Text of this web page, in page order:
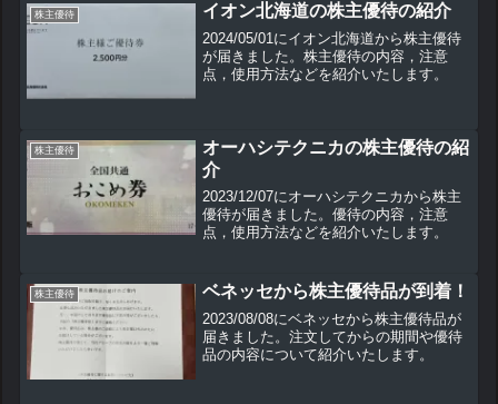
株主優待 イオン北海道の株主優待の紹介
2024/05/01にイオン北海道から株主優待
が届きました。株主優待の内容，注意
点，使用方法などを紹介いたします。
株主優待
オーハシテクニカの株主優待の紹
介
2023/12/07にオーハシテクニカから株主
優待が届きました。優待の内容，注意
点，使用方法などを紹介いたします。
株主優待 ベネッセから株主優待品が到着！
2023/08/08にベネッセから株主優待品が
届きました。注文してからの期間や優待
品の内容について紹介いたします。